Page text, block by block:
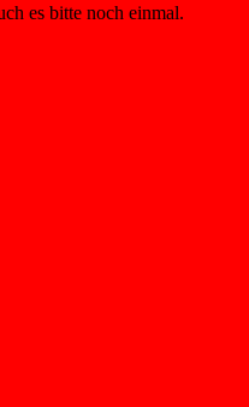
es bitte noch einmal.